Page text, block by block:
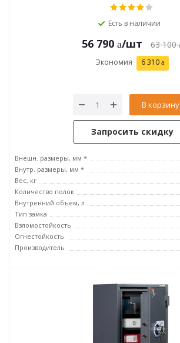
Есть в наличии
56 790 /шт 63 100
Экономия 6 310
В корзину
Запросить скидку
Внешн. размеры, мм *
Внутр. размеры, мм *
Вес, кг
Количество полок
Внутренний объем, л
Тип замка
Взломостойкость
Огнестойкость
Производитель